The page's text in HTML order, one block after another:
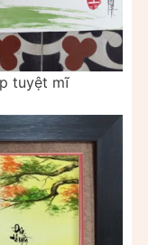
tuyệt mĩ